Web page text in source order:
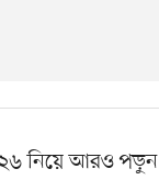
নিয়ে আরও পড়ুন